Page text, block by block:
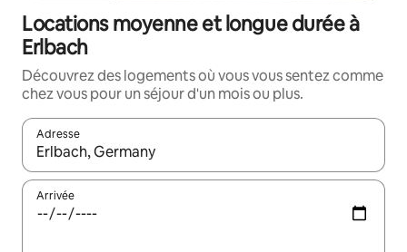
Locations moyenne et longue durée à
Erlbach
Découvrez des logements où vous vous sentez comme
chez vous pour un séjour d'un mois ou plus.
Adresse
Lorsque les résultats s'affichent, utilisez les flèches vers le
Arrivée